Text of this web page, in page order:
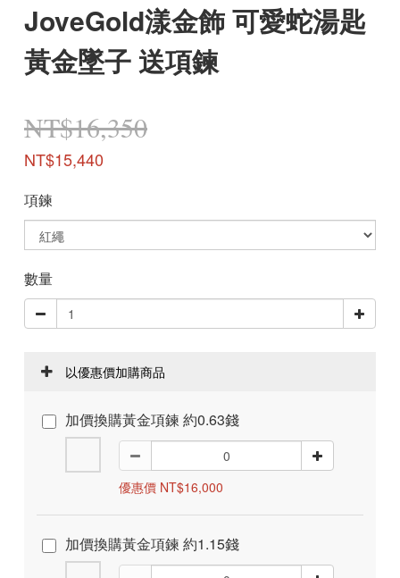
JoveGold漾金飾 可愛蛇湯匙
黃金墜子 送項鍊
NT$16,350
NT$15,440
項鍊
數量
以優惠價加購商品
加價換購黃金項鍊 約0.63錢
優惠價 NT$16,000
加價換購黃金項鍊 約1.15錢